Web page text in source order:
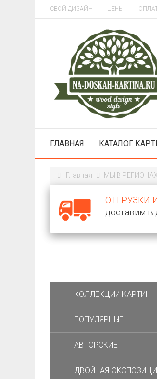
СВОЙ ДИЗАЙН ЦЕНЫ
ГЛАВНАЯ КАТАЛОГ
Главная МЫ В РЕГИОНАХ
ОТГРУЗКИ
доставим в
КОЛЛЕКЦИИ КАРТИН
ПОПУЛЯРНЫЕ
АВТОРСКИЕ
ДВОЙНАЯ